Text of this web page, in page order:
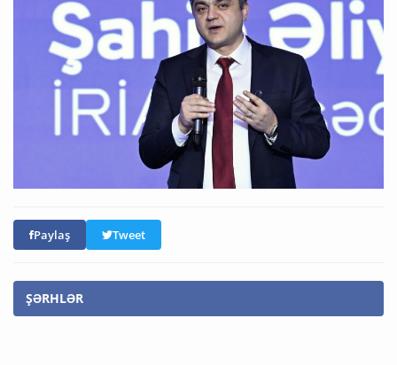
Paylaş Tweet
ŞƏRHLƏR